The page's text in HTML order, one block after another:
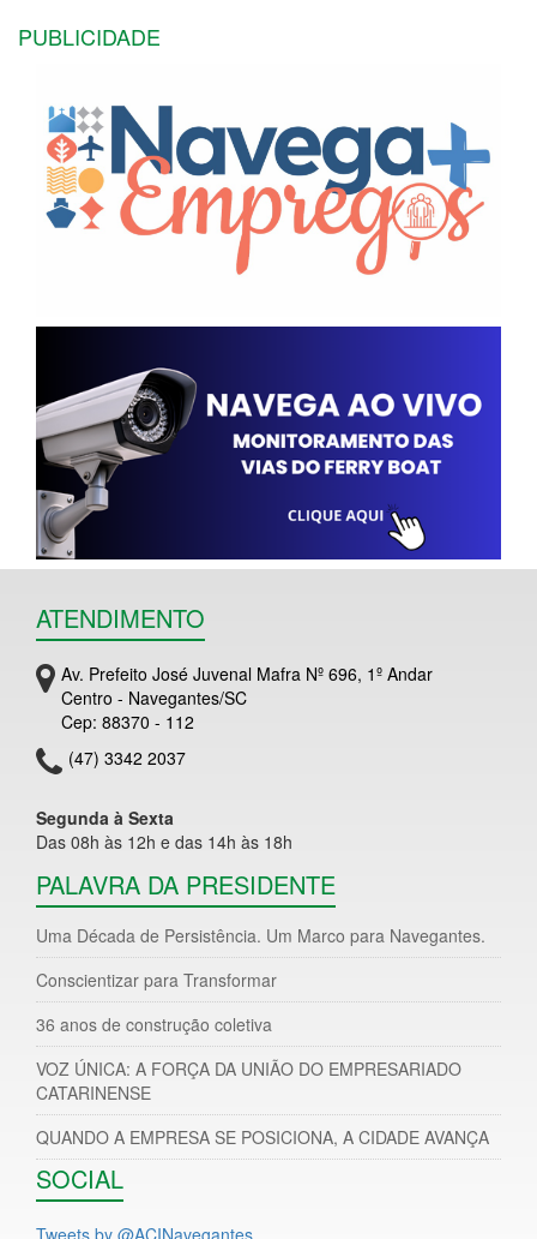
PUBLICIDADE
ATENDIMENTO
Av. Prefeito José Juvenal Mafra Nº 696, 1º Andar
Centro - Navegantes/SC
Cep: 88370 - 112
(47) 3342 2037
Segunda à Sexta
Das 08h às 12h e das 14h às 18h
PALAVRA DA PRESIDENTE
Uma Década de Persistência. Um Marco para Navegantes.
Conscientizar para Transformar
36 anos de construção coletiva
VOZ ÚNICA: A FORÇA DA UNIÃO DO EMPRESARIADO
CATARINENSE
QUANDO A EMPRESA SE POSICIONA, A CIDADE AVANÇA
SOCIAL
Tweets by @ACINavegantes